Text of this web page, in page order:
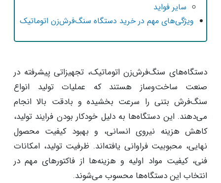
سایر فواید
ویژگی‌های مهم در خرید دستگاه سنگ‌فرش‌زن اتوماتیک
دستگاه‌های سنگ‌فرش‌زن اتوماتیک، تجهیزاتی پیشرفته در
صنعت ساخت‌وساز هستند که عملیات تولید انواع
سنگ‌فرش بتنی را سرعت بخشیده و بادقت بالا انجام
می‌دهند. این دستگاه‌ها به دلیل خودکار بودن فرایند تولید،
کاهش هزینه نیروی انسانی، و بهبود کیفیت محصول
نهایی، محبوبیت فراوانی یافته‌اند. ظرفیت تولید، امکانات
فنی، کیفیت مواد اولیه و هزینه‌ها از فاکتورهای مهم در
انتخاب این دستگاه‌ها محسوب می‌شوند.